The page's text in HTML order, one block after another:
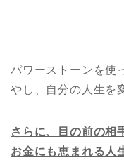
パワーストーンを使
やし、自分の人生を
さらに、目の前の相
お金にも恵まれる人